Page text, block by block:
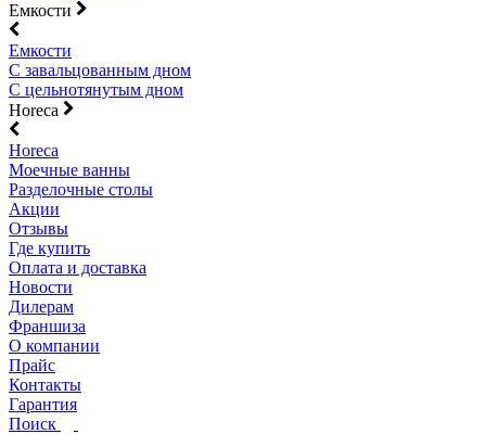
Емкости
Емкости
С завальцованным дном
С цельнотянутым дном
Horeca
Horeca
Моечные ванны
Разделочные столы
Акции
Отзывы
Где купить
Оплата и доставка
Новости
Дилерам
Франшиза
О компании
Прайс
Контакты
Гарантия
Поиск